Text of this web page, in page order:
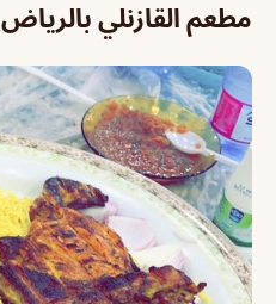
مطعم القازنلي بالرياض